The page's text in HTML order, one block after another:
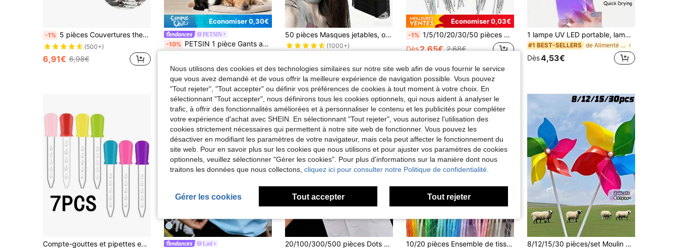
-1% 5 pièces Couvertures thermiques d'urgence, couvertures de survie de camping, couvertures de survie en aluminium, emballées individuellement, convenant pour le marathon, les voyages en plein air, la randonnée, la survie d'urgence ou les premiers secours
(500+)
6,91€ 6,98€
Économiser 0,30€
PETSIN
-10% PETSIN 1 pièce Gants anti-statiques pour animaux de compagnie, brosse à poils de chat, outil d'élimination des poils, grattoir à poils de chat, outil d'élimination des poils d'animaux, brosse d'élimination des poils, gants de dépilage
Dès2,53€ 2,83€
50 pièces Masques jetables, options de couleurs multiples, doux et agréables pour la peau, masque 3 plis, boucles d'oreille élastiques - idéal pour la maison, l'école, le bureau, l'extérieur et le camping!
(1000+)
Économiser 0,03€
-1% 1/5/10/20/30/50 pièces de piquets de sol en forme de U en acier inoxydable, réutilisables, surface lisse anti-corrosion, pratiques pour l'installation de tentes, l'amélioration du jardin et de la pelouse, convenant à divers scénarios. À utiliser dans le jardin avant la rentrée scolaire.
Dès2,65€ 2,68€
1 lampe UV LED portable, lampe UV portative, lampe de séchage pour ongles professionnelle, lampe Gel X, lampe de polymérisation rapide pour ongles en gel, lampe LED pour ongles en gel, mini-sèche-ongles en gel portable, gel pour ongles en gel, lampe de poche USB pour nail art maison, outils pour ongles, le meilleur cadeau pour une fille.
#1 BEST-SELLERS de Alimenté par batterie (batterie rechargeable) L
Dès4,53€
Compte-gouttes et pipettes en plastique, pipette anti-étouffement pour médicaments pour bébés avec échelle, convient pour la peinture, les huiles, la cuisine et la production de fondants pour enfants Littl 20/100/300/500 pièces Dots de colle de ballon transparent, Dots de ballon adhésifs double face, Dots d'autocollants ultra-fins amovibles, 100 pièces par rouleau, Convient pour le mariage, la décoration d'anniversaire, l'artisanat, les fournitures de fête, la rentrée scolaire, la remise des diplômes. Transparent, facile à déchirer, sans résidu. Fleurs pour la fête des mères, cadeaux personnalisés pour maman, cadeaux de dernière minute, autocollants créatifs pour la fête des mères, carte faite main pour maman, meilleur cadeau pour la fête des mères
#2 BEST-SELLERS
de Les indispensables de la rentrée scolaire Essen
10/20 pièces Ensemble de tissage fait main en corde de nylon colorée, matériaux de décoration pour porte-clés et sacs à dos, accessoires faits main, cadeau parfait pour la Saint-Valentin
8/12/15/30 pièces/set Moulin à vent coloré, set de moulin à vent DIY, matériau en plastique, décoration de jardin, convient pour les fêtes en plein air, les cours, les fermes et les parcs
Nous utilisons des cookies et des technologies similaires sur notre site web afin de vous fournir le service
que vous avez demandé et de vous offrir la meilleure expérience de navigation possible. Vous pouvez
"Tout rejeter", "Tout accepter" ou définir vos préférences de cookies à tout moment à votre choix. En
sélectionnant "Tout accepter", nous définirons tous les cookies optionnels, qui nous aident à analyser le
trafic, à offrir des fonctionnalités améliorées et à personnaliser le contenu et les publicités pour compléter
votre expérience d'achat avec SHEIN. En sélectionnant "Tout rejeter", vous autorisez l'utilisation des
cookies strictement nécessaires qui permettent à notre site web de fonctionner. Vous pouvez les
désactiver en modifiant les paramètres de votre navigateur, mais cela peut affecter le fonctionnement du
site web. Pour en savoir plus sur les cookies que nous utilisons et pour ajuster vos paramètres de cookies
optionnels, veuillez sélectionner "Gérer les cookies". Pour plus d'informations sur la manière dont nous
traitons les données que nous collectons, cliquez ici pour consulter notre Politique de confidentialité.
Gérer les cookies Tout accepter Tout rejeter